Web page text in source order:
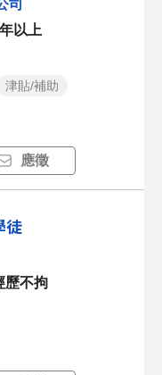
司
以上
津貼/補助
應徵
徒
歷不拘